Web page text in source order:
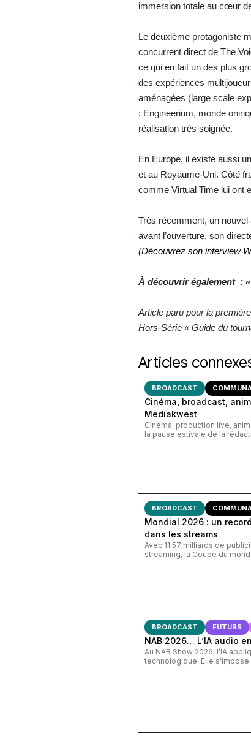
immersion totale au cœur
Le deuxième protagoniste
concurrent direct de The
ce qui en fait un des plus
des expériences
aménagées (large scale
: Engineerium, monde
réalisation très soignée.
En Europe, il existe aussi
et au Royaume-Uni. Côté
comme Virtual Time lui ont
Très récemment, un
avant l’ouverture, son
(Découvrez son interview
À découvrir également :
Article paru pour la
Hors-Série « Guide du
Articles
BROADCAST
Cinéma, broadcast,
Mediakwest
Cinéma, production live,
la pause estivale de la
BROADCAST
Mondial 2026 : un
dans les streams
Avec 11,57 milliards de
streaming, la Coupe du
BROADCAST FUTURS
NAB 2026… L’IA audio
Au NAB Show 2026, l’IA
technologique. Elle